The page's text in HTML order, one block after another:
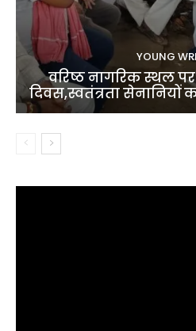
YOUNG
वरिष्ठ नागरिक स्थल पर
दिवस,स्वतंत्रता सेनानियों